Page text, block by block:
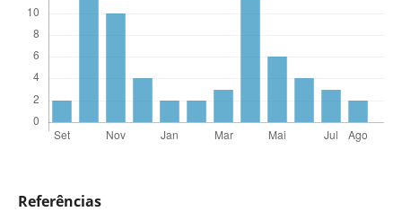
Referências